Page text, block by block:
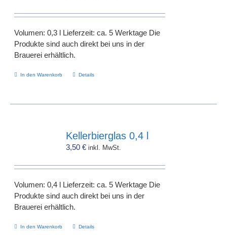
Volumen: 0,3 l Lieferzeit: ca. 5 Werktage Die
Produkte sind auch direkt bei uns in der
Brauerei erhältlich.
In den Warenkorb Details
Kellerbierglas 0,4 l
3,50€ inkl. MwSt.
Volumen: 0,4 l Lieferzeit: ca. 5 Werktage Die
Produkte sind auch direkt bei uns in der
Brauerei erhältlich.
In den Warenkorb Details